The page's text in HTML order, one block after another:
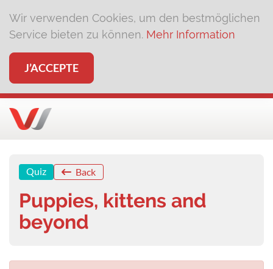
Wir verwenden Cookies, um den bestmöglichen
Service bieten zu können. Mehr Information
J’ACCEPTE
Quiz Back
Puppies, kittens and
beyond